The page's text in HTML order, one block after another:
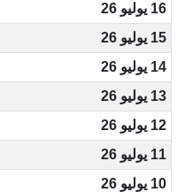
16 يوليو 26
15 يوليو 26
14 يوليو 26
13 يوليو 26
12 يوليو 26
11 يوليو 26
10 يوليو 26